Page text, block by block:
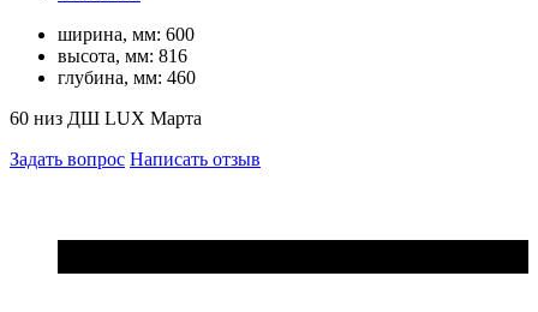
ширина, мм: 600
высота, мм: 816
глубина, мм: 460
60 низ ДШ LUX Марта
Задать вопрос Написать отзыв